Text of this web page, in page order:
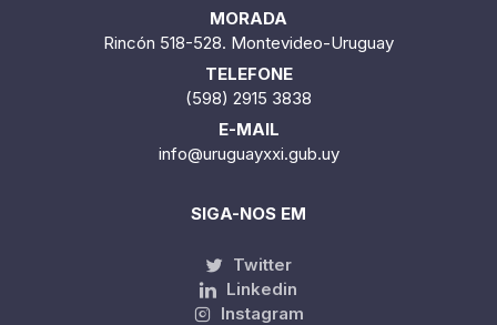
MORADA
Rincón 518-528. Montevideo-Uruguay
TELEFONE
(598) 2915 3838
E-MAIL
info@uruguayxxi.gub.uy
SIGA-NOS EM
Twitter
Linkedin
Instagram